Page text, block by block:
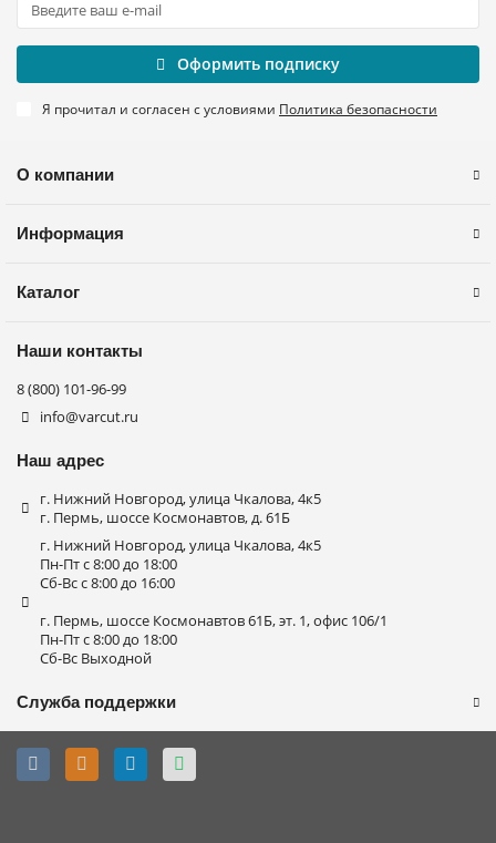
Оформить подписку
Я прочитал и согласен с условиями Политика безопасности
О компании
Информация
Каталог
Наши контакты
8 (800) 101-96-99
info@varcut.ru
Наш адрес
г. Нижний Новгород, улица Чкалова, 4к5
г. Пермь, шоссе Космонавтов, д. 61Б
г. Нижний Новгород, улица Чкалова, 4к5
Пн-Пт с 8:00 до 18:00
Сб-Вс с 8:00 до 16:00
г. Пермь, шоссе Космонавтов 61Б, эт. 1, офис 106/1
Пн-Пт с 8:00 до 18:00
Сб-Вс Выходной
Служба поддержки